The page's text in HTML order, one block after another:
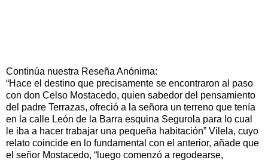
Continúa nuestra Reseña Anónima:
“Hace el destino que precisamente se encontraron al paso
con don Celso Mostacedo, quien sabedor del pensamiento
del padre Terrazas, ofreció a la señora un terreno que tenía
en la calle León de la Barra esquina Segurola para lo cual
le iba a hacer trabajar una pequeña habitación” Vilela, cuyo
relato coincide en lo fundamental con el anterior, añade que
el señor Mostacedo, “luego comenzó a regodearse,